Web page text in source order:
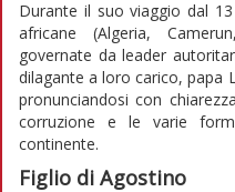
Durante il suo viaggio dal
africane (Algeria,
governate da leader
dilagante a loro carico, papa
pronunciandosi con
corruzione e le varie
continente.
Figlio di Agostino